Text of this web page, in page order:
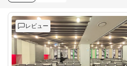
レビュー